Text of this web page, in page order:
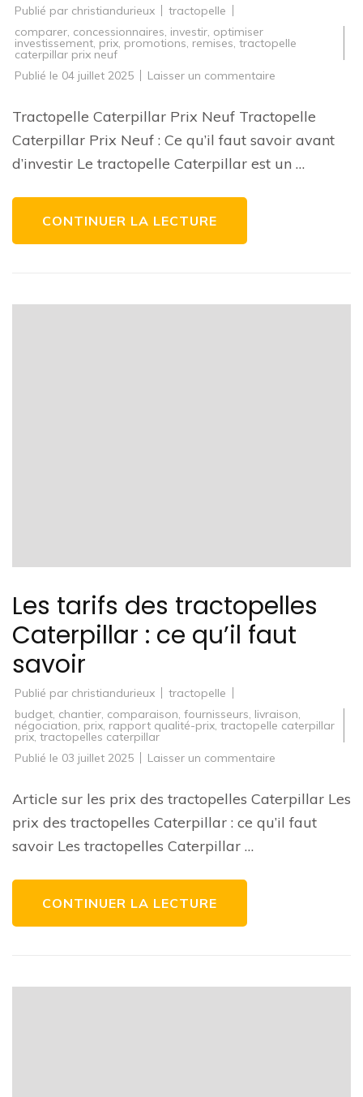
Publié par christiandurieux
tractopelle
comparer, concessionnaires, investir, optimiser
investissement, prix, promotions, remises, tractopelle
caterpillar prix neuf
Publié le 04 juillet 2025 Laisser un commentaire
tractopelle
Caterpillar
:
qu’il
Tractopelle Caterpillar Prix Neuf Tractopelle
Caterpillar Prix Neuf : Ce qu’il faut savoir avant
d’investir Le tractopelle Caterpillar est un …
CONTINUER LA LECTURE
Les tarifs des tractopelles
Caterpillar : ce qu’il faut
savoir
Publié par christiandurieux
tractopelle
budget chantier comparaison fournisseurs livraison
négociation prix rapport qualité-prix tractopelle caterpillar
prix tractopelles caterpillar
Publié le 03 juillet 2025 Laisser un commentaire
tractopelles
:
Article sur les prix des tractopelles Caterpillar Les
prix des tractopelles Caterpillar : ce qu’il faut
savoir Les tractopelles Caterpillar …
CONTINUER LA LECTURE